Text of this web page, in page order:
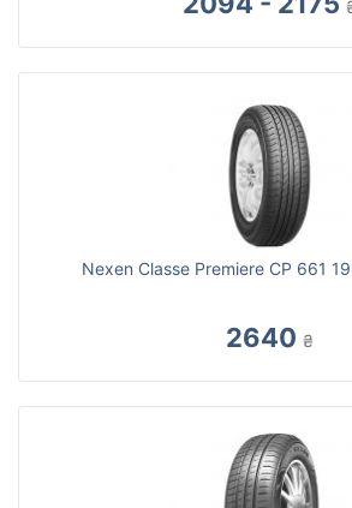
Nexen Classe Premiere CP 661
2640 ₴